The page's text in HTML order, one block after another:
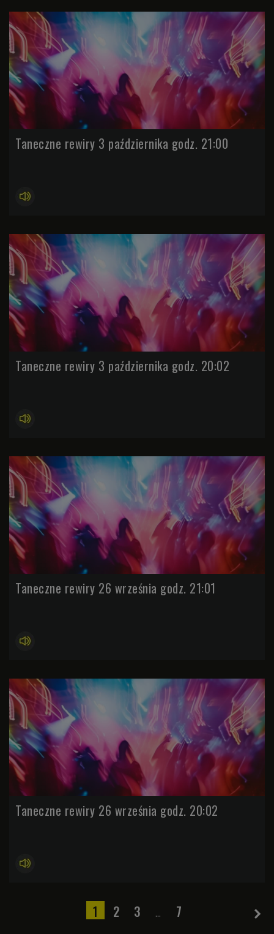
Taneczne rewiry 3 października godz. 21:00
Taneczne rewiry 3 października godz. 20:02
Taneczne rewiry 26 września godz. 21:01
Taneczne rewiry 26 września godz. 20:02
1 2 3 ... 7